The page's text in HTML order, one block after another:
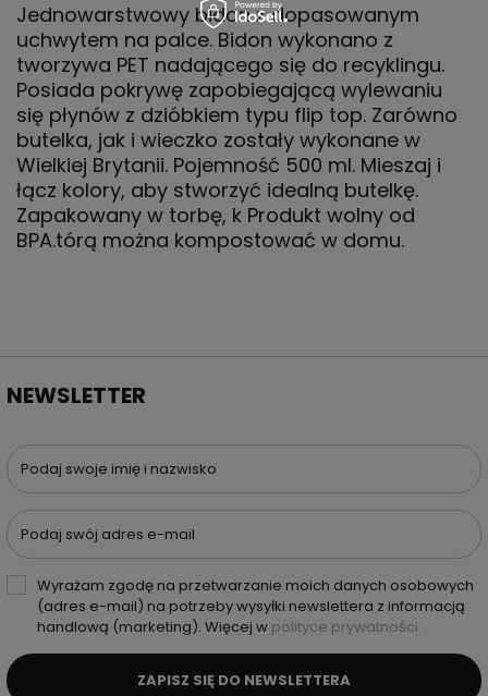
Jednowarstwowy bidon z dopasowanym
uchwytem na palce. Bidon wykonano z
tworzywa PET nadającego się do recyklingu.
Posiada pokrywę zapobiegającą wylewaniu
się płynów z dzióbkiem typu flip top. Zarówno
butelka, jak i wieczko zostały wykonane w
Wielkiej Brytanii. Pojemność 500 ml. Mieszaj i
łącz kolory, aby stworzyć idealną butelkę.
Zapakowany w torbę, k Produkt wolny od
BPA.tórą można kompostować w domu.
NEWSLETTER
Podaj swoje imię i nazwisko
Podaj swój adres e-mail
Wyrażam zgodę na przetwarzanie moich danych osobowych
(adres e-mail) na potrzeby wysyłki newslettera z informacją
handlową (marketing). Więcej w polityce prywatności.
ZAPISZ SIĘ DO NEWSLETTERA